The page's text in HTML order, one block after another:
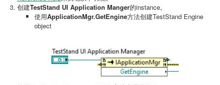
创建TestStand UI Application Manger的instance。
使用ApplicationMgr.GetEngine方法创建TestStand Engine
object